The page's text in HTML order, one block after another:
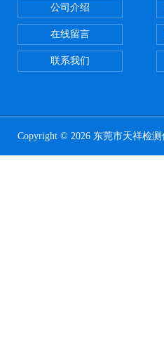
公司介绍
在线留言
联系我们
Copyright © 2026 东莞市天祥检